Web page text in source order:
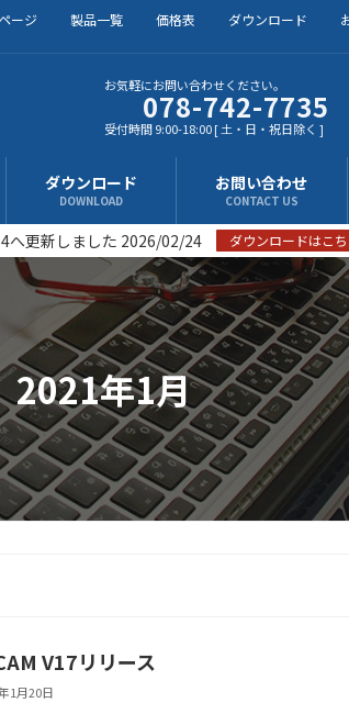
ージ 製品一覧 価格表 ダウンロード
お気軽にお問い合わせください。
078-742-7735
受付時間 9:00-18:00 [ 土・日・祝日除く ]
ダウンロード
DOWNLOAD
お問い合わせ
CONTACT US
更新しました 2026/02/24 ダウンロードはこち
2021年1月
V17リリース
1月20日